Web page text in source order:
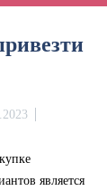
является